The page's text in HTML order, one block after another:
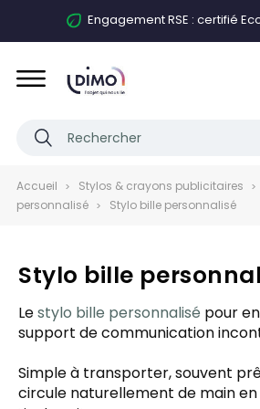
Engagement RSE : certifié
Accueil Stylos & crayons publicitaires
personnalisé
Stylo bille personnalisé
Stylo bille
Lestylo bille personnalisé pour
support de communication
utilisé au quotidien, il offre une
votre marque tout en valorisant
Simple à transporter, souvent
circule naturellement de main en